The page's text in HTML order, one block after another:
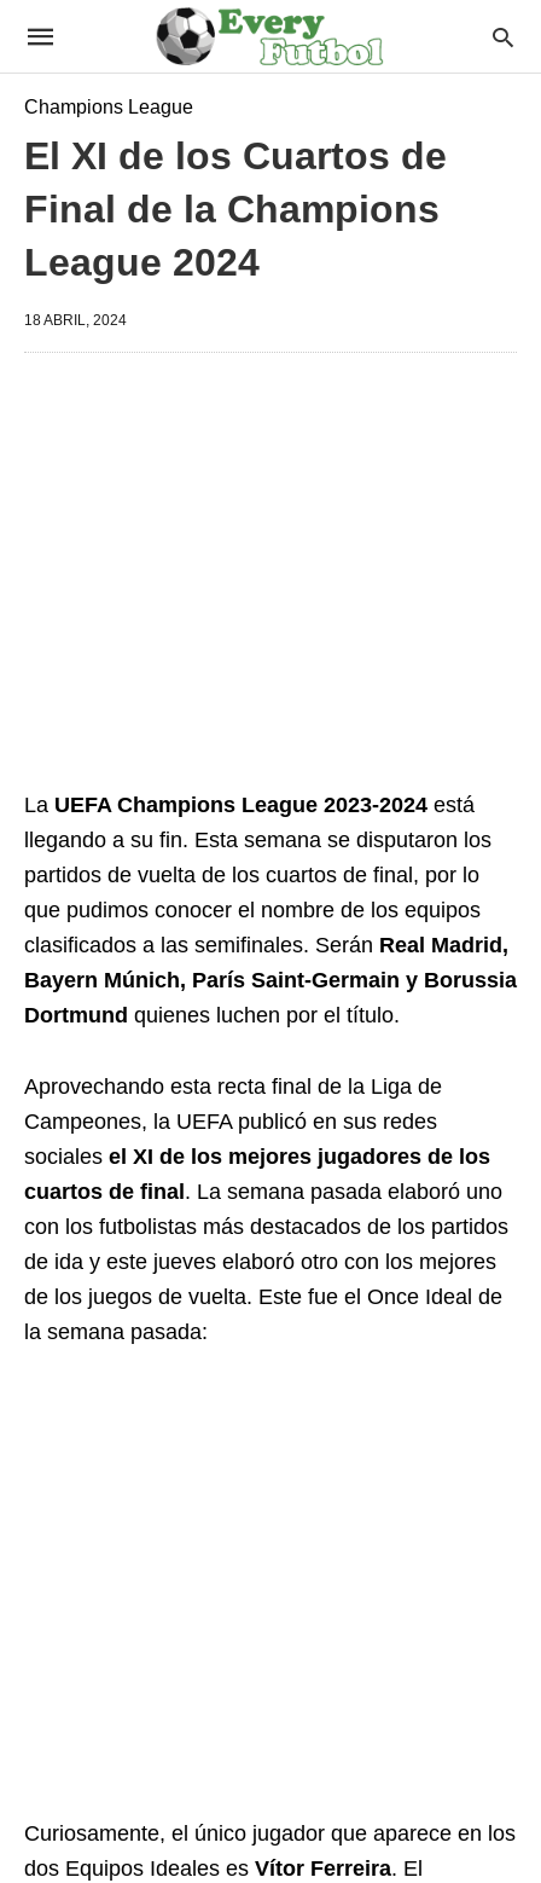
Champions League
El XI de los Cuartos de
Final de la Champions
League 2024
18 ABRIL, 2024
La UEFA Champions League 2023-2024 está
llegando a su fin. Esta semana se disputaron los
partidos de vuelta de los cuartos de final, por lo
que pudimos conocer el nombre de los equipos
clasificados a las semifinales. Serán Real Madrid,
Bayern Múnich, París Saint-Germain y Borussia
Dortmund quienes luchen por el título.
Aprovechando esta recta final de la Liga de
Campeones, la UEFA publicó en sus redes
sociales el XI de los mejores jugadores de los
cuartos de final . La semana pasada elaboró uno
con los futbolistas más destacados de los partidos
de ida y este jueves elaboró otro con los mejores
de los juegos de vuelta. Este fue el Once Ideal de
la semana pasada:
Curiosamente, el único jugador que aparece en los
dos Equipos Ideales es Vítor Ferreira. El